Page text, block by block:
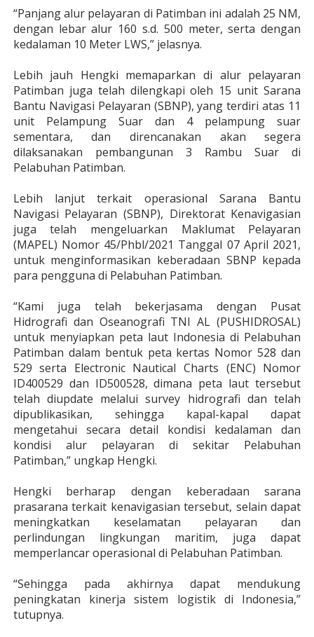
“Panjang alur pelayaran di Patimban ini adalah 25 NM,
dengan lebar alur 160 s.d. 500 meter, serta dengan
kedalaman 10 Meter LWS,” jelasnya.
Lebih jauh Hengki memaparkan di alur pelayaran
Patimban juga telah dilengkapi oleh 15 unit Sarana
Bantu Navigasi Pelayaran (SBNP), yang terdiri atas 11
unit Pelampung Suar dan 4 pelampung suar
sementara, dan direncanakan akan segera
dilaksanakan pembangunan 3 Rambu Suar di
Pelabuhan Patimban.
Lebih lanjut terkait operasional Sarana Bantu
Navigasi Pelayaran (SBNP), Direktorat Kenavigasian
juga telah mengeluarkan Maklumat Pelayaran
(MAPEL) Nomor 45/Phbl/2021 Tanggal 07 April 2021,
untuk menginformasikan keberadaan SBNP kepada
para pengguna di Pelabuhan Patimban.
“Kami juga telah bekerjasama dengan Pusat
Hidrografi dan Oseanografi TNI AL (PUSHIDROSAL)
untuk menyiapkan peta laut Indonesia di Pelabuhan
Patimban dalam bentuk peta kertas Nomor 528 dan
529 serta Electronic Nautical Charts (ENC) Nomor
ID400529 dan ID500528, dimana peta laut tersebut
telah diupdate melalui survey hidrografi dan telah
dipublikasikan, sehingga kapal-kapal dapat
mengetahui secara detail kondisi kedalaman dan
kondisi alur pelayaran di sekitar Pelabuhan
Patimban,” ungkap Hengki.
Hengki berharap dengan keberadaan sarana
prasarana terkait kenavigasian tersebut, selain dapat
meningkatkan keselamatan pelayaran dan
perlindungan lingkungan maritim, juga dapat
memperlancar operasional di Pelabuhan Patimban.
“Sehingga pada akhirnya dapat mendukung
peningkatan kinerja sistem logistik di Indonesia,”
tutupnya.